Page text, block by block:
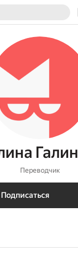
Переводчик
Подписаться